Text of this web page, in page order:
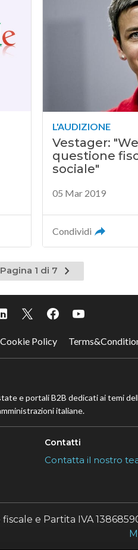
L'AUDIZIONE
Vestager:
questione
sociale"
05 Mar 2019
Condividi
Pagina 1 di 7
Pagina
successiva
Policy
e portali B2B dedicati ai temi
italiane.
Contatti
Contatta il nostro
e Partita IVA